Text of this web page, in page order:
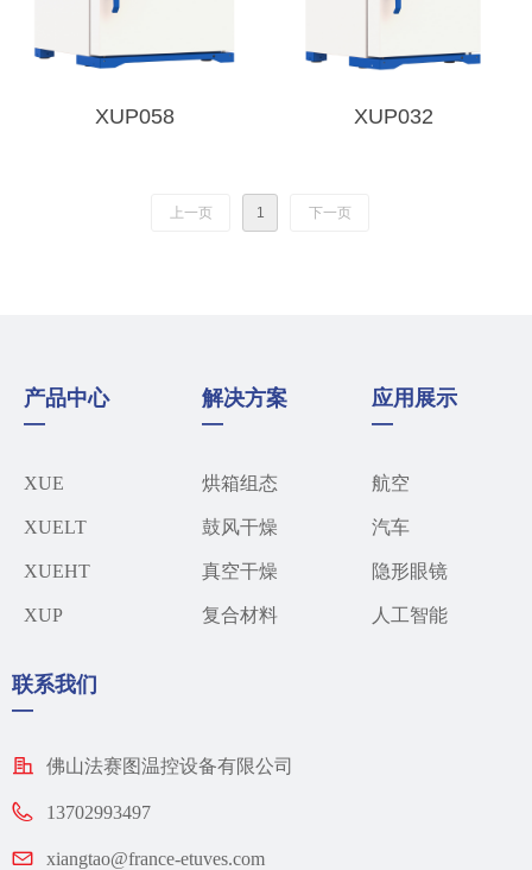
XUP058 XUP032
上一页 1 下一页
联系我们
—
佛山法赛图温控设备有限公司
13702993497
xiangtao@france-etuves.com
产品中心
—
XUE
XUELT
XUEHT
XUP
解决方案
—
烘箱组态
鼓风干燥
真空干燥
复合材料
应用展示
—
航空
汽车​
隐形眼镜
人工智能